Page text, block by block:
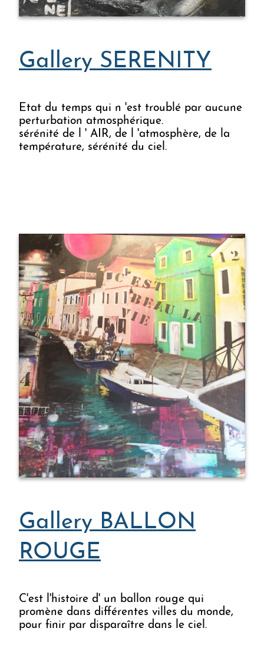
Gallery SERENITY
Gallery SERENITY
Etat du temps qui n 'est troublé par aucune
perturbation atmosphérique.
sérénité de l ' AIR, de l 'atmosphère, de la
température, sérénité du ciel.
Gallery BALLON
ROUGE
Gallery BALLON
C'est l'histoire d' un ballon rouge qui
promène dans différentes villes du monde,
pour finir par disparaître dans le ciel.